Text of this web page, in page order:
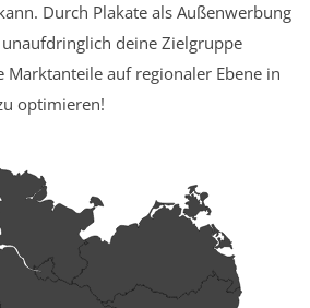
Durch Plakate als Außenwerbung
deine Zielgruppe
Marktanteile auf regionaler Ebene in
optimieren!